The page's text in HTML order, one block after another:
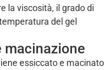
la viscosità, il grado di
del gel
macinazione
essiccato e macinato